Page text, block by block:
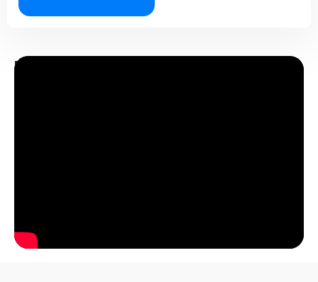
Recursos de óculos esportivos